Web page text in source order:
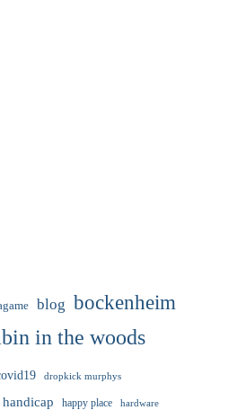
blog bockenheim
in the woods
dropkick murphys
handicap happy place hardware